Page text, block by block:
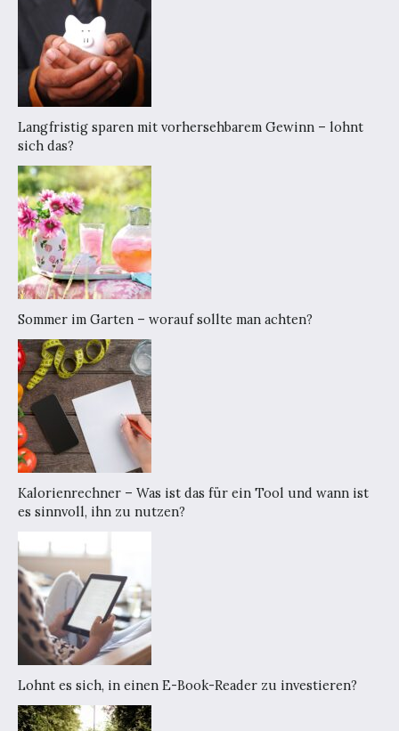
Langfristig sparen mit vorhersehbarem Gewinn – lohnt
sich das?
Sommer im Garten – worauf sollte man achten?
Kalorienrechner – Was ist das für ein Tool und wann ist
es sinnvoll, ihn zu nutzen?
Lohnt es sich, in einen E-Book-Reader zu investieren?